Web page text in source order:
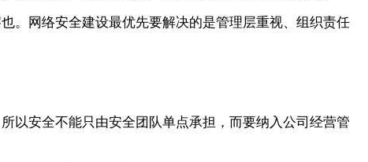
。网络安全建设最优先要解决的是管理层重视、组织责任
以安全不能只由安全团队单点承担，而要纳入公司经营管